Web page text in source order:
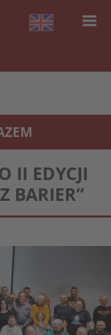
II EDYCJI
BARIER”